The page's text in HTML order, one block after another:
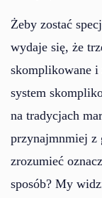
Żeby zostać
wydaje się, że
skomplikowane i
system
na tradycjach
przynajmnmiej z
zrozumieć
sposób? My